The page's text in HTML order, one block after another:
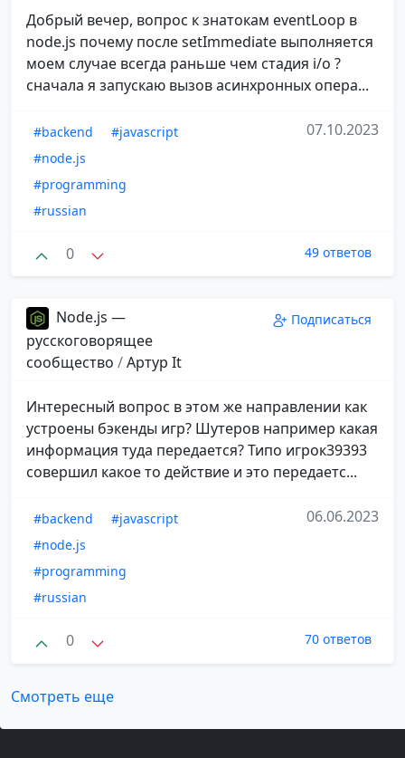
Добрый вечер, вопрос к знатокам eventLoop в
node.js почему после setImmediate выполняется
моем случае всегда раньше чем стадия i/o ?
сначала я запускаю вызов асинхронных опера...
#backend
#javascript
#node.js
#programming
#russian
07.10.2023
0 49 ответов
Node.js —
русскоговорящее
сообщество /Aртур It
Подписаться
Интересный вопрос в этом же направлении как
устроены бэкенды игр? Шутеров например какая
информация туда передается? Типо игрок39393
совершил какое то действие и это передаетс...
#backend
#javascript
#node.js
#programming
#russian
06.06.2023
0 70 ответов
Смотреть еще